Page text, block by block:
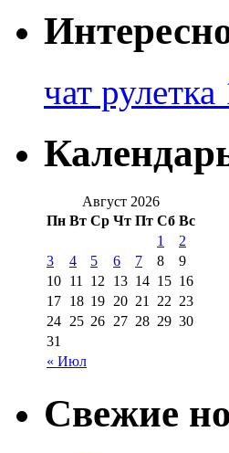
чат
Август 2026
Пн Вт Ср Чт Пт Сб Вс
« Июл
1
2
3
4 5 6 7 8
9
10 11 12 13 14 15 16
17 18 19 20 21 22 23
24 25 26 27 28 29 30
31
Свежие